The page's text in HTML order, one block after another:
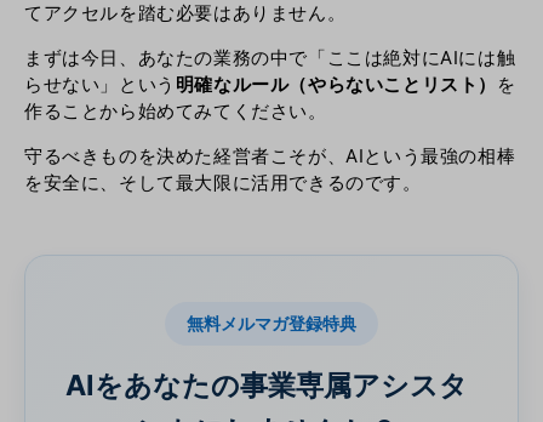
てアクセルを踏む必要はありません。
まずは今日、あなたの業務の中で「ここは絶対にAIには触
らせない」という 明確なルール（やらないことリスト）
を
作ることから始めてみてください。
守るべきものを決めた経営者こそが、AIという最強の相棒
を安全に、そして最大限に活用できるのです。
無料メルマガ登録特典
AIをあなたの事業専属アシスタ